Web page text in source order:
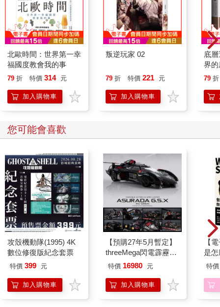
北歐時間：世界第一幸
福國度教會我的事
79 折 特價 314 元
加入購物車
叛逆玩家 02
79 折 特價 221 元
加入購物車
底
界
79 折
您可能會喜歡
攻殼機動隊(1995) 4K
數位修復版紀念套票
特價 399 元
加入購物車
【預購27年5月暫定】
threeMega閃電霹靂車
VA Hi-SPEC UNITED
SIREN 黑色限定
特價 16980 元
加入購物車
【
是
特價